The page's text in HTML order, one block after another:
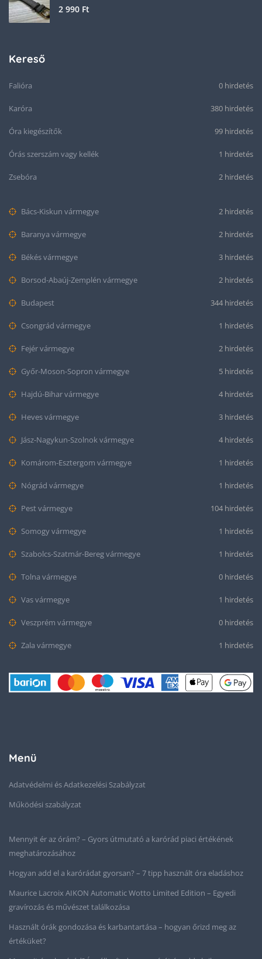
2 990 Ft
Kereső
Falióra 0 hirdetés
Karóra 380 hirdetés
Óra kiegészítők 99 hirdetés
Órás szerszám vagy kellék 1 hirdetés
Zsebóra 2 hirdetés
Bács-Kiskun vármegye 2 hirdetés
Baranya vármegye 2 hirdetés
Békés vármegye 3 hirdetés
Borsod-Abaúj-Zemplén vármegye 2 hirdetés
Budapest 344 hirdetés
Csongrád vármegye 1 hirdetés
Fejér vármegye 2 hirdetés
Győr-Moson-Sopron vármegye 5 hirdetés
Hajdú-Bihar vármegye 4 hirdetés
Heves vármegye 3 hirdetés
Jász-Nagykun-Szolnok vármegye 4 hirdetés
Komárom-Esztergom vármegye 1 hirdetés
Nógrád vármegye 1 hirdetés
Pest vármegye 104 hirdetés
Somogy vármegye 1 hirdetés
Szabolcs-Szatmár-Bereg vármegye 1 hirdetés
Tolna vármegye 0 hirdetés
Vas vármegye 1 hirdetés
Veszprém vármegye 0 hirdetés
Zala vármegye 1 hirdetés
Menü
Adatvédelmi és Adatkezelési Szabályzat
Működési szabályzat
Mennyit ér az órám? – Gyors útmutató a karórád piaci értékének
meghatározásához
Hogyan add el a karórádat gyorsan? – 7 tipp használt óra eladáshoz
Maurice Lacroix AIKON Automatic Wotto Limited Edition – Egyedi
gravírozás és művészet találkozása
Használt órák gondozása és karbantartása – hogyan őrizd meg az
értéküket?